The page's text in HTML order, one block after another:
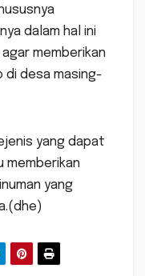
dalam hal ini
memberikan
di desa masing-
yang dapat
memberikan
yang